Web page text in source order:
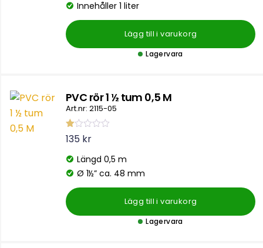
s
t
t
0
Innehåller 1 liter
Lägg till i varukorg
Lagervara
PVC rör 1 ½ tum 0,5 M
Art.nr: 2115-05
Be
ty
s
att
1.
av
5
135 kr
Längd 0,5 m
Ø 1½” ca. 48 mm
Lägg till i varukorg
Lagervara